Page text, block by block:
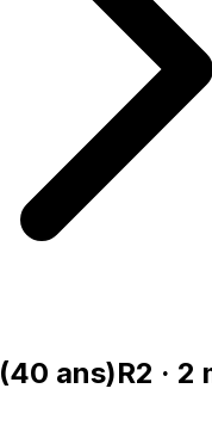
(40 ans)R2 · 2